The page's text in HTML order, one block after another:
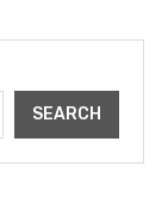
SEARCH